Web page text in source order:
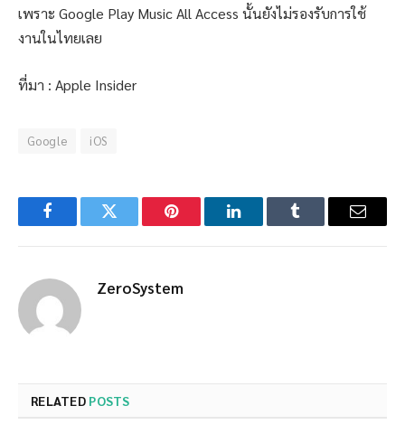
เพราะ Google Play Music All Access นั้นยังไม่รองรับการใช้
งานในไทยเลย
ที่มา : Apple Insider
Google iOS
FacebookTwitter Pinterest LinkedInTumblr Email
ZeroSystem
RELATED POSTS